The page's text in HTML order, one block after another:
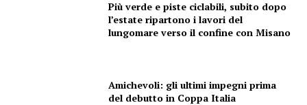
Più verde e piste ciclabili, subito dopo
l’estate ripartono i lavori del
lungomare verso il confine con Misano
Amichevoli: gli ultimi impegni prima
del debutto in Coppa Italia